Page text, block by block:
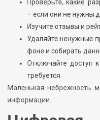
Проверьте, какие
– если они не нужны
Изучите отзывы и
Удаляйте ненужные
фоне и собирать
Отключайте доступ
требуется.
Маленькая небрежность
информации.